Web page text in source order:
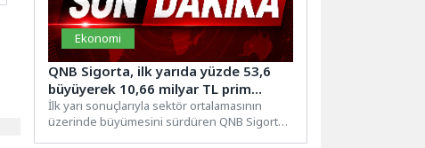
Ekonomi
QNB Sigorta, ilk yarıda yüzde 53,6
büyüyerek 10,66 milyar TL prim
üretimine ulaştı
İlk yarı sonuçlarıyla sektör ortalamasının
üzerinde büyümesini sürdüren QNB Sigorta;